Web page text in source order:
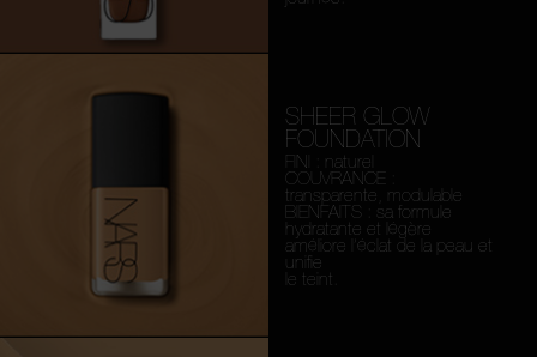
SHEER GLOW
FOUNDATION
FINI : naturel
COUVRANCE :
transparente, modulable
BIENFAITS : sa formule
hydratante et légère
améliore l’éclat de la peau et
unifie
le teint.